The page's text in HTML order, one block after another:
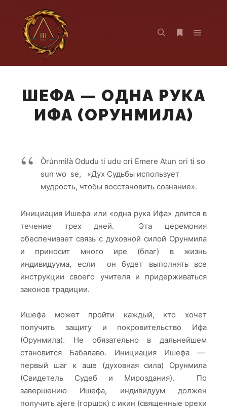
ШЕФА — ОДНА РУКА
ИФА (ОРУНМИЛА)
Òrúnmìlà Odudu ti udu ori Emere Atun ori ti so
sun wo se, «Дух Судьбы использует
мудрость, чтобы восстановить сознание».
Инициация Ишефа или «одна рука Ифа» длится в
течение трех дней. Эта церемония
обеспечивает связь с духовной силой Орунмила
и приносит много ире (благ) в жизнь
индивидуума, если он будет выполнять все
инструкции своего учителя и придерживаться
законов традиции.
Ишефа может пройти каждый, кто хочет
получить защиту и покровительство Ифа
(Орунмила). Не обязательно в дальнейшем
становится Бабалаво. Инициация Ишефа —
первый шаг к аше (духовная сила) Орунмила
(Свидетель Судеб и Мироздания). По
завершению Ишефа, индивидуум должен
получить ajere (горшок) с икин (священные орехи